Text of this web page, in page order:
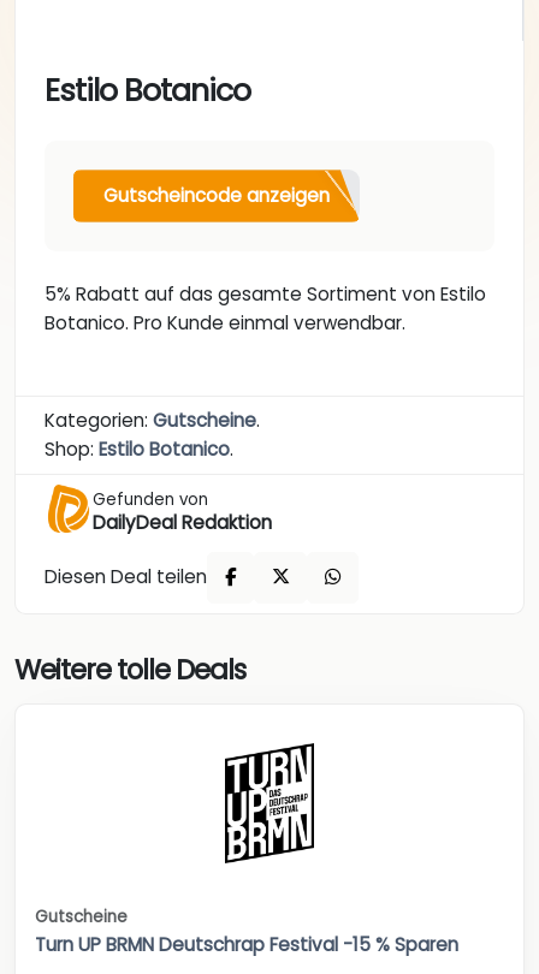
Estilo Botanico
Gutscheincode anzeigen
5% Rabatt auf das gesamte Sortiment von Estilo
Botanico. Pro Kunde einmal verwendbar.
Kategorien: Gutscheine.
Shop: Estilo Botanico.
Gefunden von
DailyDeal Redaktion
Diesen Deal teilen
Weitere tolle Deals
Gutscheine
Turn UP BRMN Deutschrap Festival -15 % Sparen